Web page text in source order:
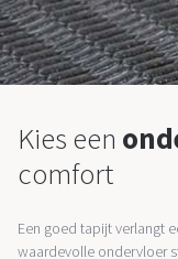
Kies een
comfort
Een goed tapijt verlangt
waardevolle ondervloer